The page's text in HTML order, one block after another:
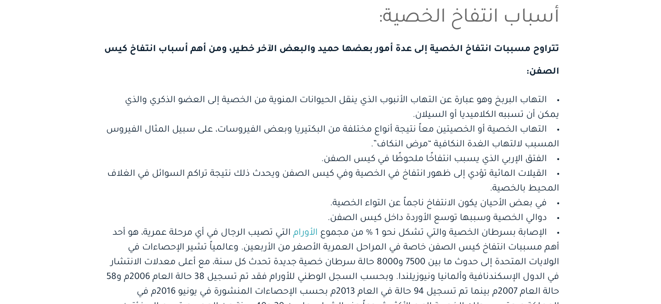
أسباب انتفاخ الخصية:
تتراوح مسببات انتفاخ الخصية إلى عدة أمور بعضها حميد والبعض الآخر خطير، ومن أهم أسباب انتفاخ كيس
الصفن:
التهاب البربخ وهو عبارة عن التهاب الأنبوب الذي ينقل الحيوانات المنوية من الخصية إلى العضو الذكري والذي
يمكن أن تسببه الكلاميديا أو السيلان.
التهاب الخصية أو الخصيتين معاً نتيجة أنواع مختلفة من البكتيريا وبعض الفيروسات، على سبيل المثال الفيروس
المسبب لالتهاب الغدة النكافية “مرض النكاف”.
الفتق الإربي الذي يسبب انتفاخًا ملحوظًا في كيس الصفن.
القيلات المائية تؤدي إلى ظهور انتفاخ في الخصية وفي كيس الصفن ويحدث ذلك نتيجة تراكم السوائل في الغلاف
المحيط بالخصية.
في بعض الأحيان يكون الانتفاخ ناجماً عن التواء الخصية.
دوالي الخصية وسببها توسع الأوردة داخل كيس الصفن.
الإصابة بسرطان الخصية والتي تشكل نحو 1 % من مجموع
الأورام التي تصيب الرجال في أي مرحلة عمرية، هو أحد
أهم مسببات انتفاخ كيس الصفن خاصة في المراحل العمرية الأصغر من الأربعين. وعالمياً تشير الإحصاءات في
الولايات المتحدة إلى حدوث ما بين 7500 و8000 حالة سرطان خصية جديدة تحدث كل سنة، مع أعلى معدلات الانتشار
في الدول الإسكندنافية وألمانيا ونيوزيلندا. وبحسب السجل الوطني للأورام فقد تم تسجيل 38 حالة العام 2006م و58
حالة العام 2007م بينما تم تسجيل 94 حالة في العام 2013م بحسب الإحصاءات المنشورة في يونيو 2016م في